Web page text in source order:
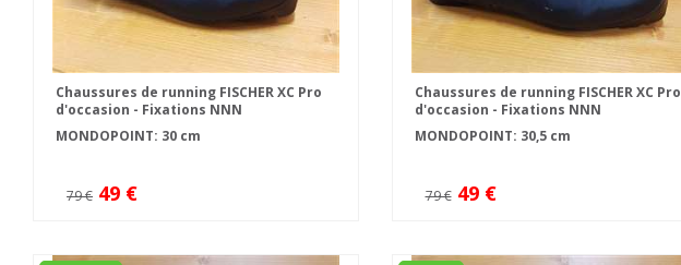
Chaussures de running FISCHER XC Pro
d'occasion - Fixations NNN
MONDOPOINT: 30 cm
79 € 49 €
Chaussures de running FISCHER XC Pro
d'occasion - Fixations NNN
MONDOPOINT: 30,5 cm
79 € 49 €